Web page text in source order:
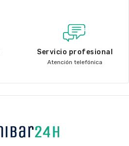
Servicio profesional
Atención telefónica